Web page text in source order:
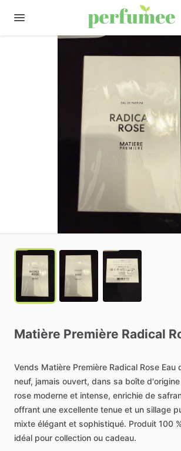
Matière Première Radical
Vends Matière Première Radical Rose Eau
neuf, jamais ouvert, dans sa boîte d'origine
rose moderne et intense, enrichie de
offrant une excellente tenue et un sillage
mixte élégant et sophistiqué. Produit 100
idéal pour collection ou cadeau.